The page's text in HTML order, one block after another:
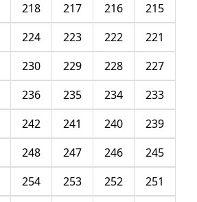
215
216
217
218
221
222
223
224
227
228
229
230
233
234
235
236
239
240
241
242
245
246
247
248
251
252
253
254